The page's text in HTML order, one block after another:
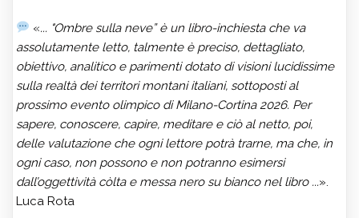
«... "Ombre sulla neve” è un libro-inchiesta che va
assolutamente letto, talmente è preciso, dettagliato,
obiettivo, analitico e parimenti dotato di visioni lucidissime
sulla realtà dei territori montani italiani, sottoposti al
prossimo evento olimpico di Milano-Cortina 2026. Per
sapere, conoscere, capire, meditare e ciò al netto, poi,
delle valutazione che ogni lettore potrà trarne, ma che, in
ogni caso, non possono e non potranno esimersi
dall’oggettività còlta e messa nero su bianco nel libro ...».
Luca Rota